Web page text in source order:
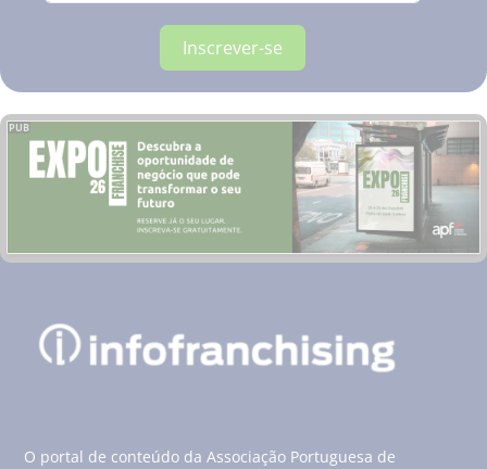
Inscrever-se
PUB
O portal de conteúdo da Associação Portuguesa de